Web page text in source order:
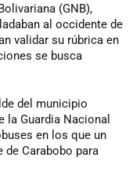
(GNB),
al occidente de
validar su rúbrica en
se busca
del municipio
la Guardia Nacional
en los que un
de Carabobo para